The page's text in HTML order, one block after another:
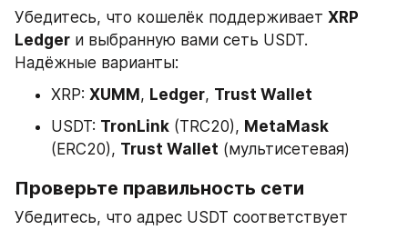
Убедитесь, что кошелёк поддерживает XRP
Ledger и выбранную вами сеть USDT.
Надёжные варианты:
XRP: XUMM, Ledger, Trust Wallet
USDT: TronLink (TRC20), MetaMask
(ERC20), Trust Wallet (мультисетевая)
Проверьте правильность сети
Убедитесь, что адрес USDT соответствует